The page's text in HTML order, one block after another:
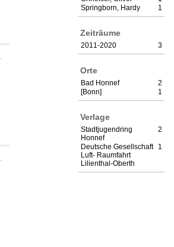
1
Springborn, Hardy
Zeiträume
3
2011-2020
Orte
2
Bad Honnef
1
[Bonn]
Verlage
2
Stadtjugendring
Honnef
1
Deutsche Gesellschaft
Luft- Raumfahrt
Lilienthal-Oberth